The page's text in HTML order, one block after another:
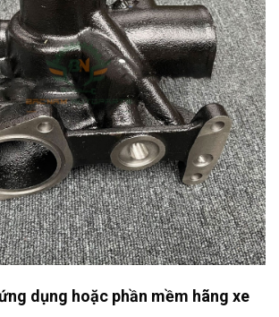
dụng hoặc phần mềm hãng xe